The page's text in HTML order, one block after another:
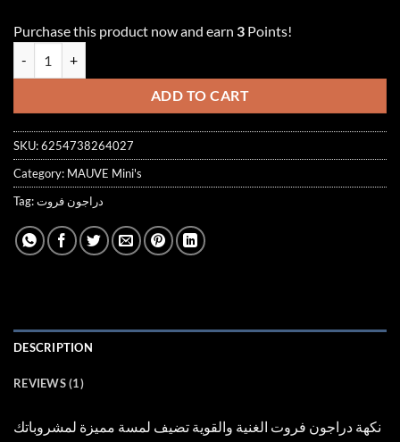
Purchase this product now and earn 3 Points!
ADD TO CART
SKU:6254738264027
Category: MAUVE Mini's
Tag:دراجون فروت
DESCRIPTION
REVIEWS (1)
نكهة دراجون فروت الغنية والقوية تضيف لمسة مميزة لمشروباتك